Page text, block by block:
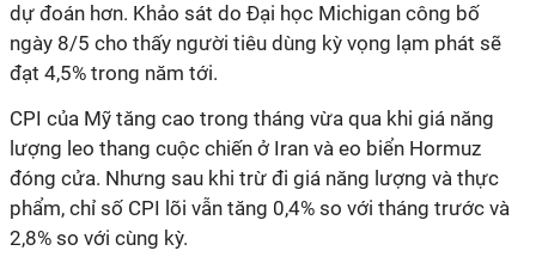
dự đoán hơn. Khảo sát do Đại học Michigan công bố
ngày 8/5 cho thấy người tiêu dùng kỳ vọng lạm phát sẽ
đạt 4,5% trong năm tới.
CPI của Mỹ tăng cao trong tháng vừa qua khi giá năng
lượng leo thang cuộc chiến ở Iran và eo biển Hormuz
đóng cửa. Nhưng sau khi trừ đi giá năng lượng và thực
phẩm, chỉ số CPI lõi vẫn tăng 0,4% so với tháng trước và
2,8% so với cùng kỳ.